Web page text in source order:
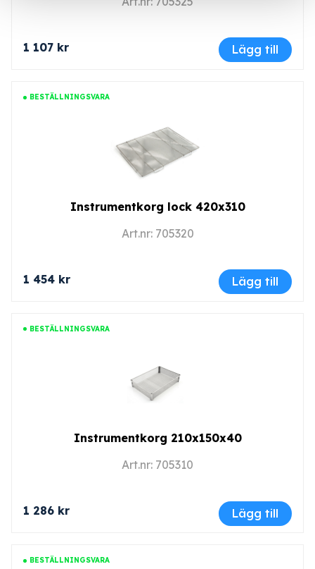
1 107 kr Lägg till
BESTÄLLNINGSVARA
Instrumentkorg lock 420x310
Art.nr: 705320
1 454 kr Lägg till
BESTÄLLNINGSVARA
Instrumentkorg 210x150x40
Art.nr: 705310
1 286 kr Lägg till
BESTÄLLNINGSVARA